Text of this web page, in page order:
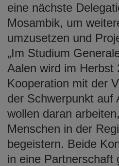
eine nächste
Mosambik, um
umzusetzen und
„Im Studium
Aalen wird im Herbst
Kooperation mit der
der Schwerpunkt auf
wollen daran
Menschen in der
begeistern. Beide
in eine Partnerschaft